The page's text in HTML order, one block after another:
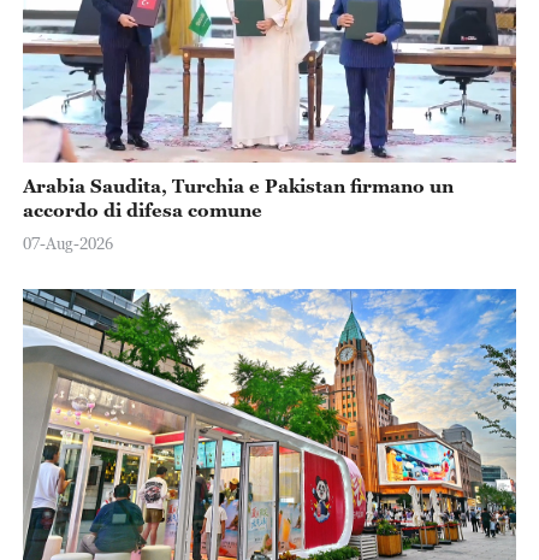
Arabia Saudita, Turchia e Pakistan firmano un
accordo di difesa comune
07-Aug-2026